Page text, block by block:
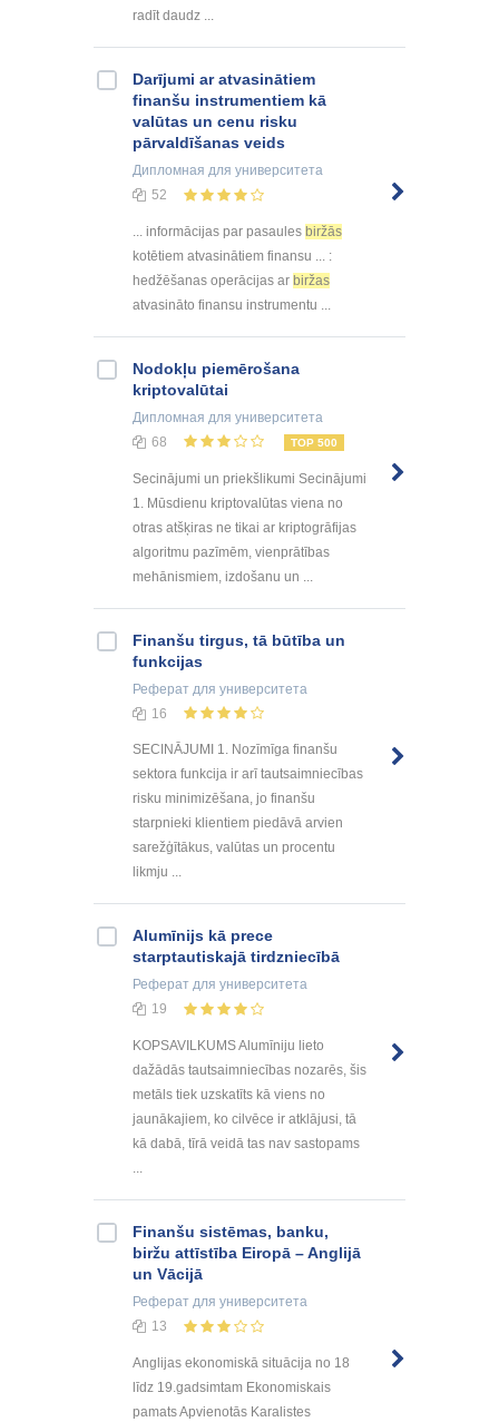
radīt daudz ...
Darījumi ar atvasinātiem
finanšu instrumentiem kā
valūtas un cenu risku
pārvaldīšanas veids
Дипломная для университета
52
... informācijas par pasaules biržās
kotētiem atvasinātiem finansu ... :
hedžēšanas operācijas ar biržas
atvasināto finansu instrumentu ...
Nodokļu piemērošana
kriptovalūtai
Дипломная для университета
68
TOP 500
Secinājumi un priekšlikumi Secinājumi
1. Mūsdienu kriptovalūtas viena no
otras atšķiras ne tikai ar kriptogrāfijas
algoritmu pazīmēm, vienprātības
mehānismiem, izdošanu un ...
Finanšu tirgus, tā būtība un
funkcijas
Реферат для университета
16
SECINĀJUMI 1. Nozīmīga finanšu
sektora funkcija ir arī tautsaimniecības
risku minimizēšana, jo finanšu
starpnieki klientiem piedāvā arvien
sarežģītākus, valūtas un procentu
likmju ...
Alumīnijs kā prece
starptautiskajā tirdzniecībā
Реферат для университета
19
KOPSAVILKUMS Alumīniju lieto
dažādās tautsaimniecības nozarēs, šis
metāls tiek uzskatīts kā viens no
jaunākajiem, ko cilvēce ir atklājusi, tā
kā dabā, tīrā veidā tas nav sastopams
...
Finanšu sistēmas, banku,
biržu attīstība Eiropā – Anglijā
un Vācijā
Реферат для университета
13
Anglijas ekonomiskā situācija no 18
līdz 19.gadsimtam Ekonomiskais
pamats Apvienotās Karalistes